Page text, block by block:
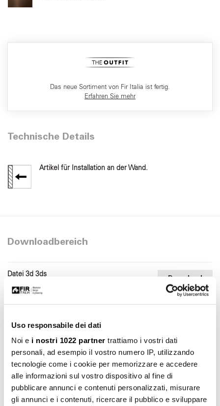
Uso responsabile dei dati
Noi e i nostri 1022 partner trattiamo i vostri dati
personali, ad esempio il vostro numero IP, utilizzando
tecnologie come i cookie per memorizzare e accedere
alle informazioni sul vostro dispositivo al fine di
pubblicare annunci e contenuti personalizzati, misurare
gli annunci e i contenuti, ricercare il pubblico e sviluppare
Das neue Sortiment von Fir Italia ist fertig.
Erfahren Sie mehr
Technische Details
Artikel für Installation an der Wand.
Downloadbereich
Datei 3d 3ds
Download
Datei 3d stl
Datei 3d dwg
dwg 53.40 KB
Download